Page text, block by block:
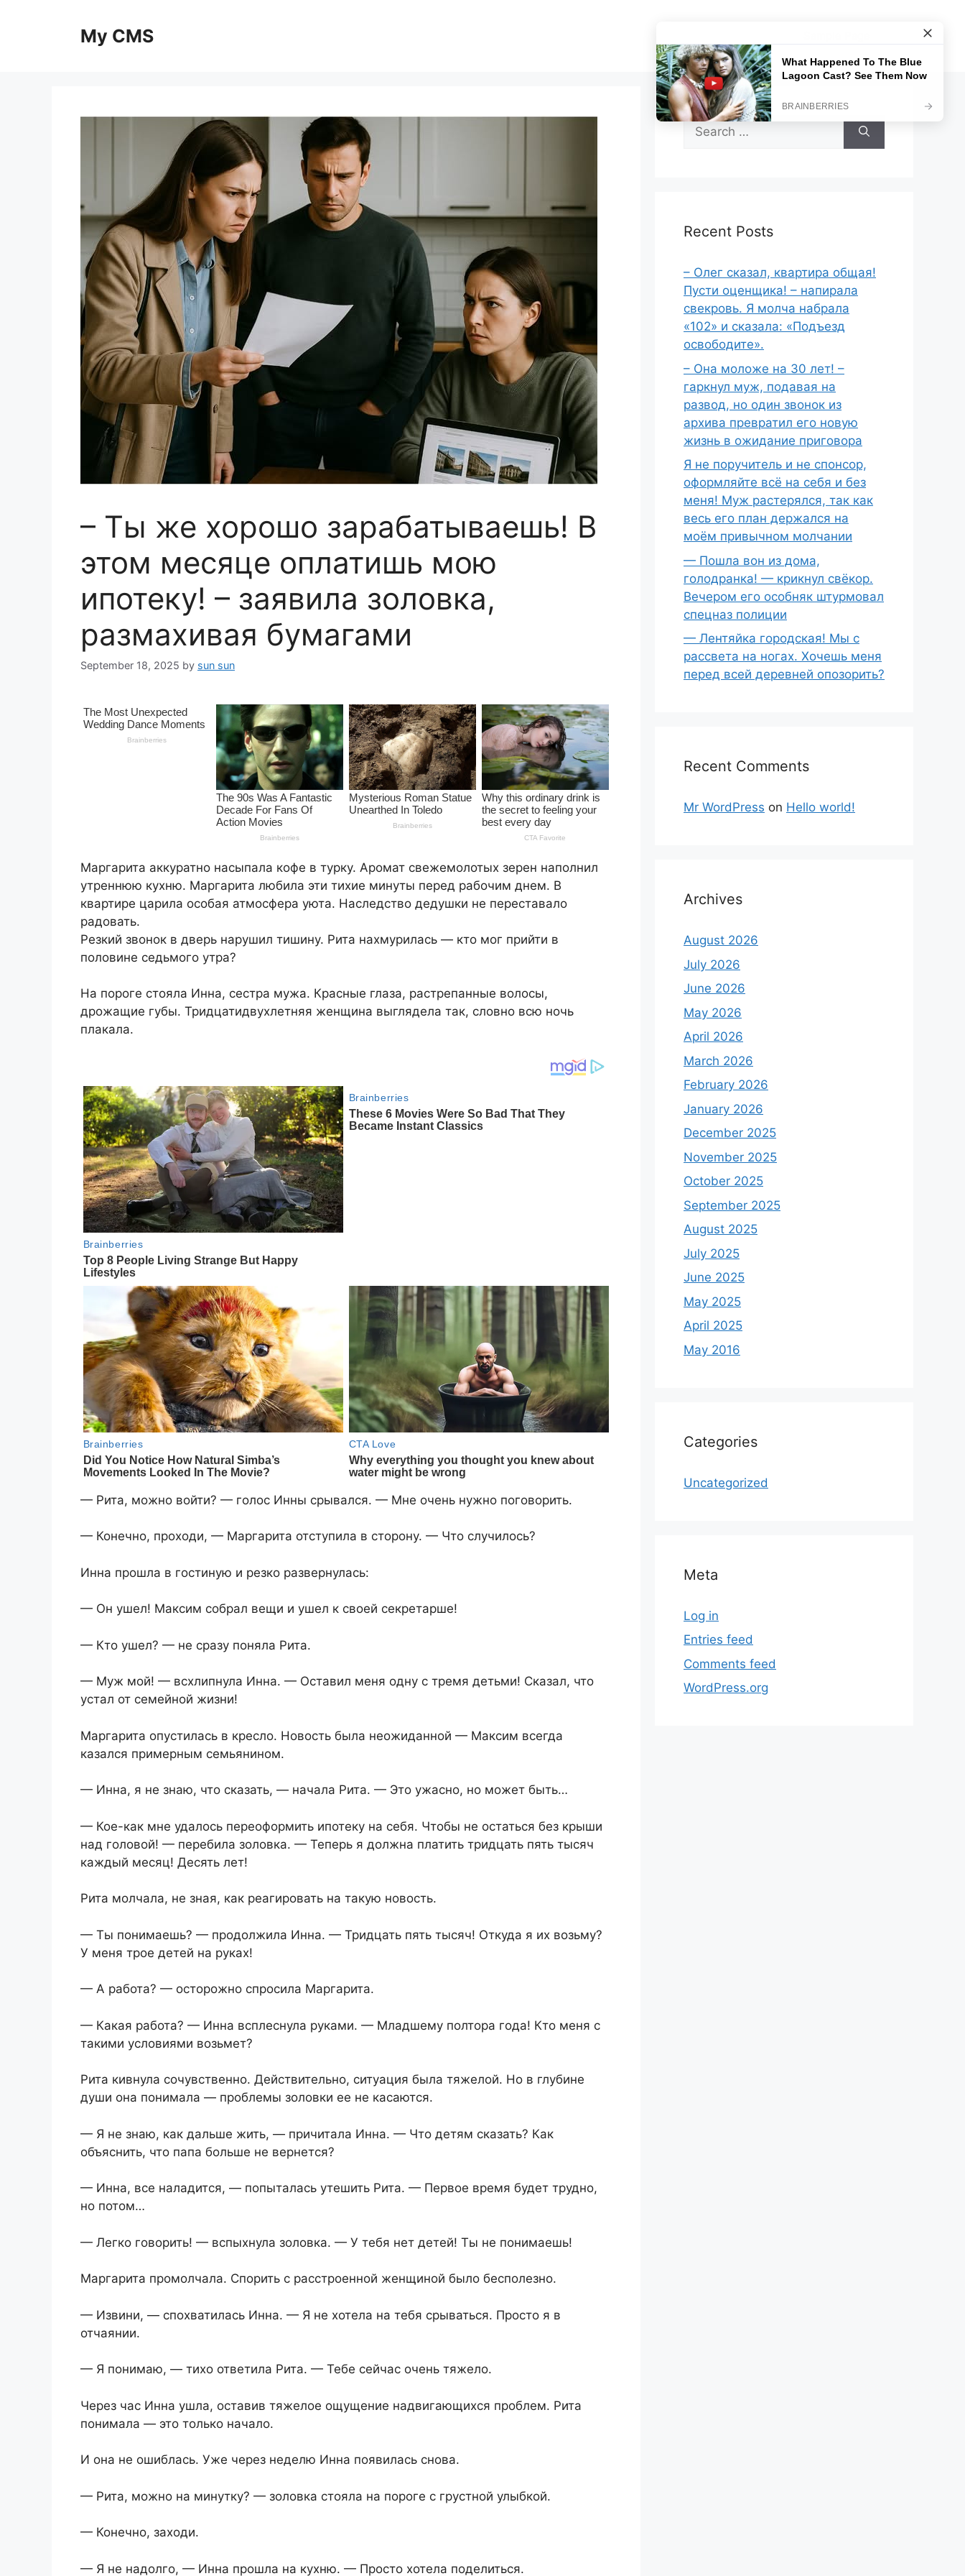
My CMS
– Ты же хорошо зарабатываешь! В
этом месяце оплатишь мою
ипотеку! – заявила золовка,
размахивая бумагами
September 18, 2025 by sun sun
Маргарита аккуратно насыпала кофе в турку. Аромат свежемолотых зерен наполнил
утреннюю кухню. Маргарита любила эти тихие минуты перед рабочим днем. В
квартире царила особая атмосфера уюта. Наследство дедушки не переставало
радовать.
Резкий звонок в дверь нарушил тишину. Рита нахмурилась — кто мог прийти в
половине седьмого утра?
На пороге стояла Инна, сестра мужа. Красные глаза, растрепанные волосы,
дрожащие губы. Тридцатидвухлетняя женщина выглядела так, словно всю ночь
плакала.
— Рита, можно войти? — голос Инны срывался. — Мне очень нужно поговорить.
— Конечно, проходи, — Маргарита отступила в сторону. — Что случилось?
Инна прошла в гостиную и резко развернулась:
— Он ушел! Максим собрал вещи и ушел к своей секретарше!
— Кто ушел? — не сразу поняла Рита.
— Муж мой! — всхлипнула Инна. — Оставил меня одну с тремя детьми! Сказал, что
устал от семейной жизни!
Маргарита опустилась в кресло. Новость была неожиданной — Максим всегда
казался примерным семьянином.
— Инна, я не знаю, что сказать, — начала Рита. — Это ужасно, но может быть…
— Кое-как мне удалось переоформить ипотеку на себя. Чтобы не остаться без крыши
над головой! — перебила золовка. — Теперь я должна платить тридцать пять тысяч
каждый месяц! Десять лет!
Рита молчала, не зная, как реагировать на такую новость.
— Ты понимаешь? — продолжила Инна. — Тридцать пять тысяч! Откуда я их возьму?
У меня трое детей на руках!
— А работа? — осторожно спросила Маргарита.
— Какая работа? — Инна всплеснула руками. — Младшему полтора года! Кто меня с
такими условиями возьмет?
Рита кивнула сочувственно. Действительно, ситуация была тяжелой. Но в глубине
души она понимала — проблемы золовки ее не касаются.
— Я не знаю, как дальше жить, — причитала Инна. — Что детям сказать? Как
объяснить, что папа больше не вернется?
— Инна, все наладится, — попыталась утешить Рита. — Первое время будет трудно,
но потом…
— Легко говорить! — вспыхнула золовка. — У тебя нет детей! Ты не понимаешь!
Маргарита промолчала. Спорить с расстроенной женщиной было бесполезно.
— Извини, — спохватилась Инна. — Я не хотела на тебя срываться. Просто я в
отчаянии.
— Я понимаю, — тихо ответила Рита. — Тебе сейчас очень тяжело.
Через час Инна ушла, оставив тяжелое ощущение надвигающихся проблем. Рита
понимала — это только начало.
И она не ошиблась. Уже через неделю Инна появилась снова.
— Рита, можно на минутку? — золовка стояла на пороге с грустной улыбкой.
— Конечно, заходи.
— Я не надолго, — Инна прошла на кухню. — Просто хотела поделиться.
Search
for:
Recent Posts
– Олег сказал, квартира общая!
Пусти оценщика! – напирала
свекровь. Я молча набрала
«102» и сказала: «Подъезд
освободите».
– Она моложе на 30 лет! –
гаркнул муж, подавая на
развод, но один звонок из
архива превратил его новую
жизнь в ожидание приговора
Я не поручитель и не спонсор,
оформляйте всё на себя и без
меня! Муж растерялся, так как
весь его план держался на
моём привычном молчании
— Пошла вон из дома,
голодранка! — крикнул свёкор.
Вечером его особняк штурмовал
спецназ полиции
— Лентяйка городская! Мы с
рассвета на ногах. Хочешь меня
перед всей деревней опозорить?
Recent Comments
Mr WordPress on Hello world!
Archives
August 2026
July 2026
June 2026
May 2026
April 2026
March 2026
February 2026
January 2026
December 2025
November 2025
October 2025
September 2025
August 2025
July 2025
June 2025
May 2025
April 2025
May 2016
Categories
Uncategorized
Meta
Log in
Entries feed
Comments feed
WordPress.org